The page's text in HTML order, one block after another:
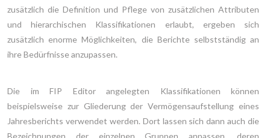
zusätzlich die Definition und Pflege von zusätzlichen Attributen
und hierarchischen Klassifikationen erlaubt, ergeben sich
zusätzlich enorme Möglichkeiten, die Berichte selbstständig an
ihre Bedürfnisse anzupassen.
Die im FIP Editor angelegten Klassifikationen können
beispielsweise zur Gliederung der Vermögensaufstellung eines
Jahresberichts verwendet werden. Dort lassen sich dann auch die
Bezeichnungen der einzelnen Gruppen anpassen, deren